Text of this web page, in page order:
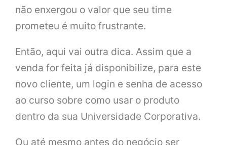
não enxergou o valor que seu time
prometeu é muito frustrante.
Então, aqui vai outra dica. Assim que a
venda for feita já disponibilize, para este
novo cliente, um login e senha de acesso
ao curso sobre como usar o produto
dentro da sua Universidade Corporativa.
Ou até mesmo antes do negócio ser